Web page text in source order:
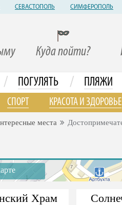
СЕВАСТОПОЛЬ СИМФЕРОПОЛЬ
Куда пойти?
/ ПОГУЛЯТЬ / ПЛЯЖИ
СПОРТ КРАСОТА И ЗДОРОВЬЕ
места
Храм